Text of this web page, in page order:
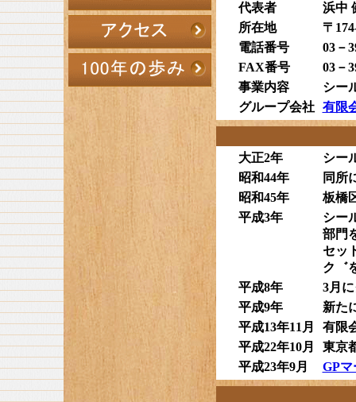
代表者
浜中
所在地
〒
電話番号
03－
FAX番号
03－
事業内容
シー
グループ会社
有限
大正2年
シー
昭和44年
同所
昭和45年
板橋
平成3年
シー
部門
セッ
ク゛
平成8年
3月
平成9年
新た
平成13年11月
有限
平成22年10月
東京
平成23年9月
GPマ